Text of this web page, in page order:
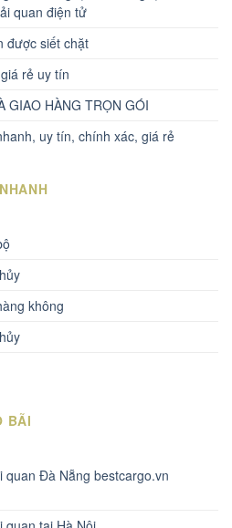
quan điện tử
được siết chặt
rẻ uy tín
GIAO HÀNG TRỌN GÓI
uy tín, chính xác, giá rẻ
không
BÃI
quan Đà Nẵng bestcargo.vn